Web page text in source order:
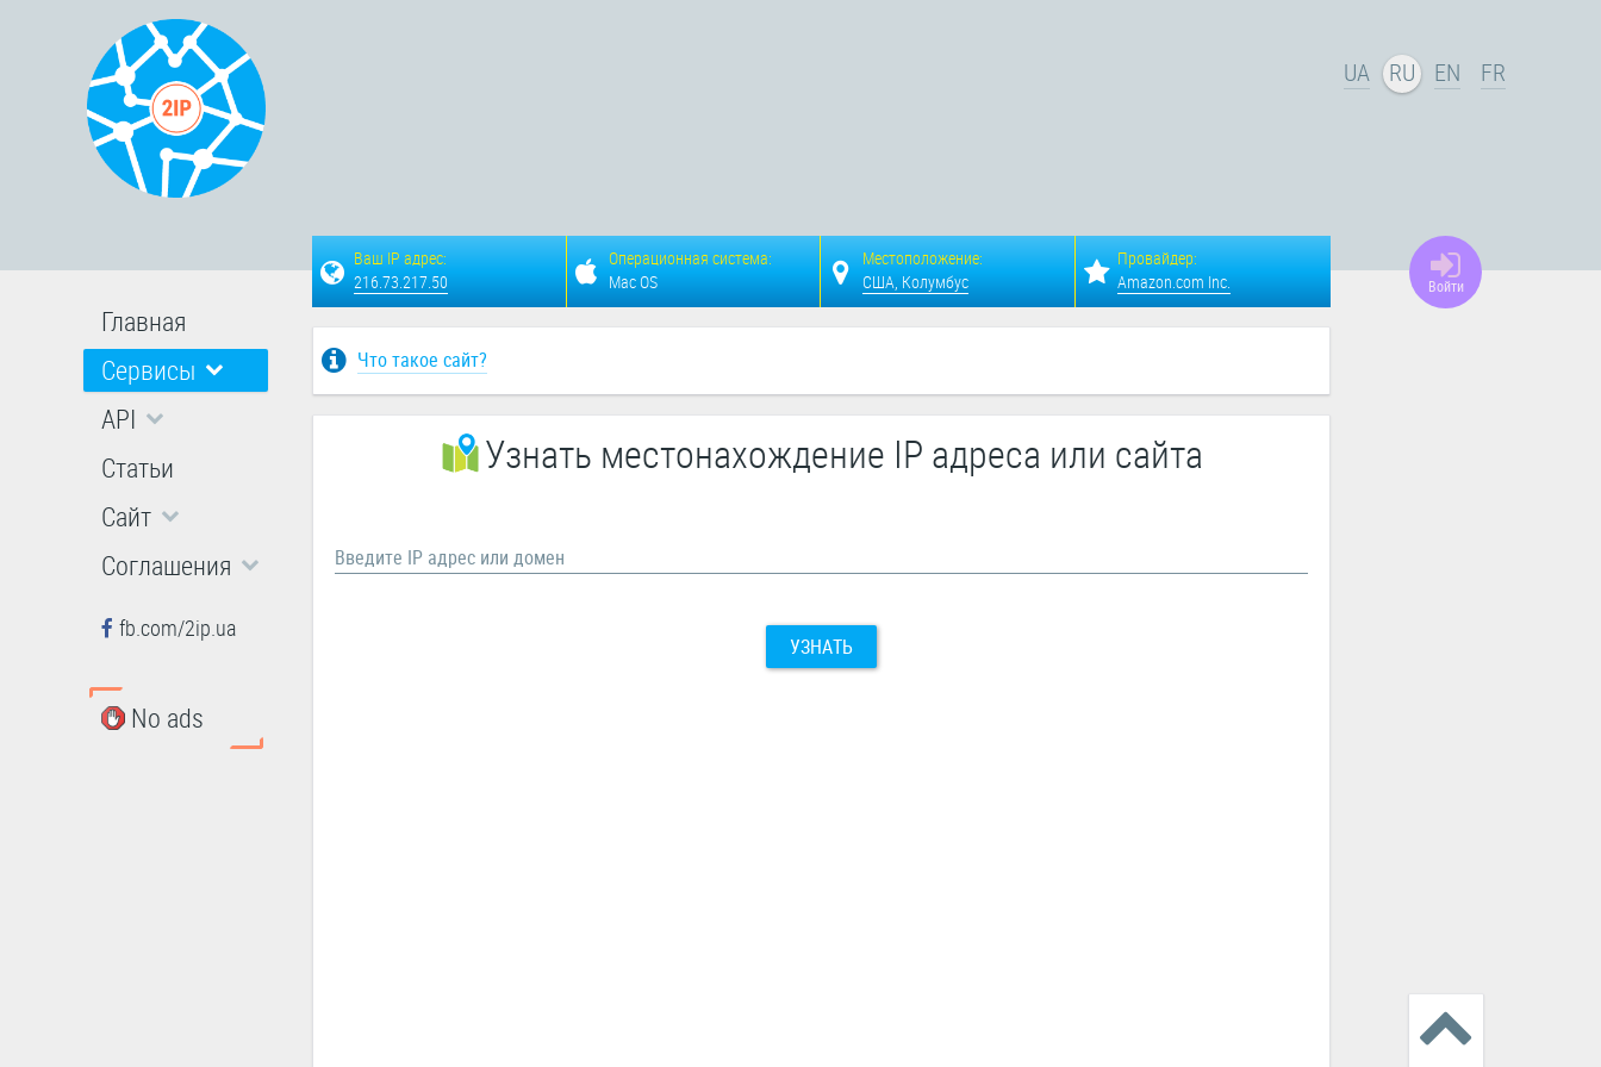
UA RU EN FR
Главная
Сервисы
API
Статьи
Сайт
Соглашения
fb.com/2ip.ua
No ads
Войти
Ваш IP адрес:
216.73.217.50
Операционная система:
Mac OS
Местоположение:
США, Колумбус
Провайдер:
Amazon.com Inc.
Что такое сайт?
Узнать местонахождение IP адреса или сайта
Введите IP адрес или домен
УЗНАТЬ